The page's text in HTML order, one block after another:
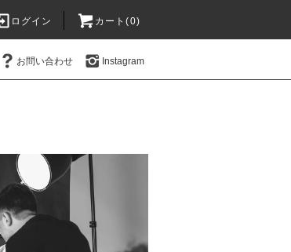
ログイン カート(0)
お問い合わせ Instagram